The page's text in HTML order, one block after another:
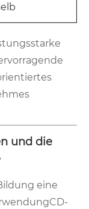
und die
eine
CD-